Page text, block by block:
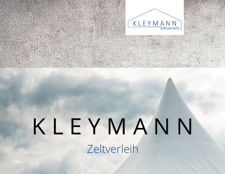
K L E Y M A N N
Zeltverleih